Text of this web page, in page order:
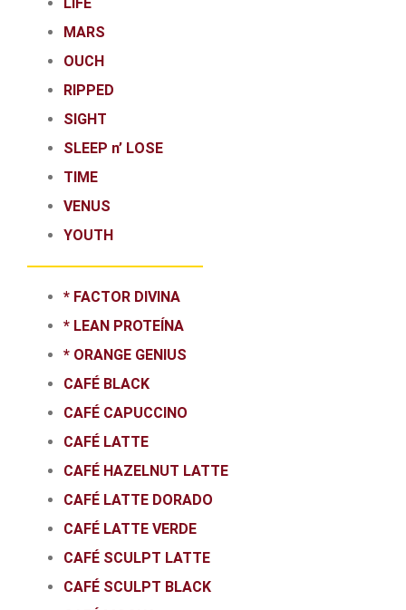
MARS
OUCH
RIPPED
SIGHT
SLEEP n’ LOSE
TIME
VENUS
YOUTH
* FACTOR DIVINA
* LEAN PROTEÍNA
* ORANGE GENIUS
CAFÉ BLACK
CAFÉ CAPUCCINO
CAFÉ LATTE
CAFÉ HAZELNUT LATTE
CAFÉ LATTE DORADO
CAFÉ LATTE VERDE
CAFÉ SCULPT LATTE
CAFÉ SCULPT BLACK